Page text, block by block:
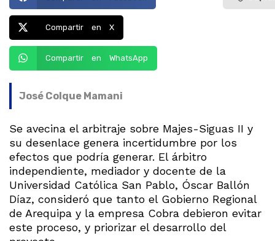
Compartir en X
Compartir en WhatsApp
José Colque Mamani
Se avecina el arbitraje sobre Majes-Siguas II y
su desenlace genera incertidumbre por los
efectos que podría generar. El árbitro
independiente, mediador y docente de la
Universidad Católica San Pablo, Óscar Ballón
Díaz, consideró que tanto el Gobierno Regional
de Arequipa y la empresa Cobra debieron evitar
este proceso, y priorizar el desarrollo del